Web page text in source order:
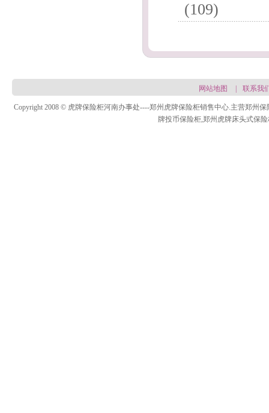
(109)
网站地图 联系我
Copyright 2008 © 虎牌保险柜河南办事处----郑州虎牌保险柜销售中心.主营郑州
牌投币保险柜,郑州虎牌床头式保